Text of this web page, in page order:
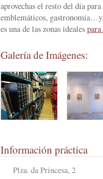
aprovechas el resto del día
emblemáticos,
es una de las zonas ideales
Galería de Imágenes:
Información práctica
Plza. da Princesa, 2